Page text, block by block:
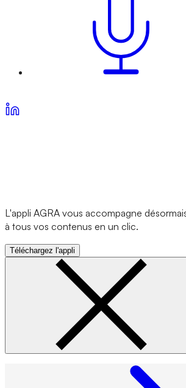
L'appli AGRA vous accompagne
à tous vos contenus en un clic.
Téléchargez l'appli